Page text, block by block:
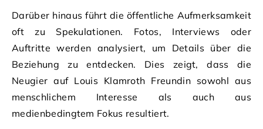
Darüber hinaus führt die öffentliche Aufmerksamkeit
oft zu Spekulationen. Fotos, Interviews oder
Auftritte werden analysiert, um Details über die
Beziehung zu entdecken. Dies zeigt, dass die
Neugier auf Louis Klamroth Freundin sowohl aus
menschlichem Interesse als auch aus
medienbedingtem Fokus resultiert.